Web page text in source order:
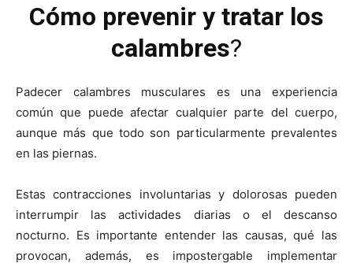
Cómo prevenir y tratar los
calambres?
Padecer calambres musculares es una experiencia
común que puede afectar cualquier parte del cuerpo,
aunque más que todo son particularmente prevalentes
en las piernas.
Estas contracciones involuntarias y dolorosas pueden
interrumpir las actividades diarias o el descanso
nocturno. Es importante entender las causas, qué las
provocan, además, es impostergable implementar